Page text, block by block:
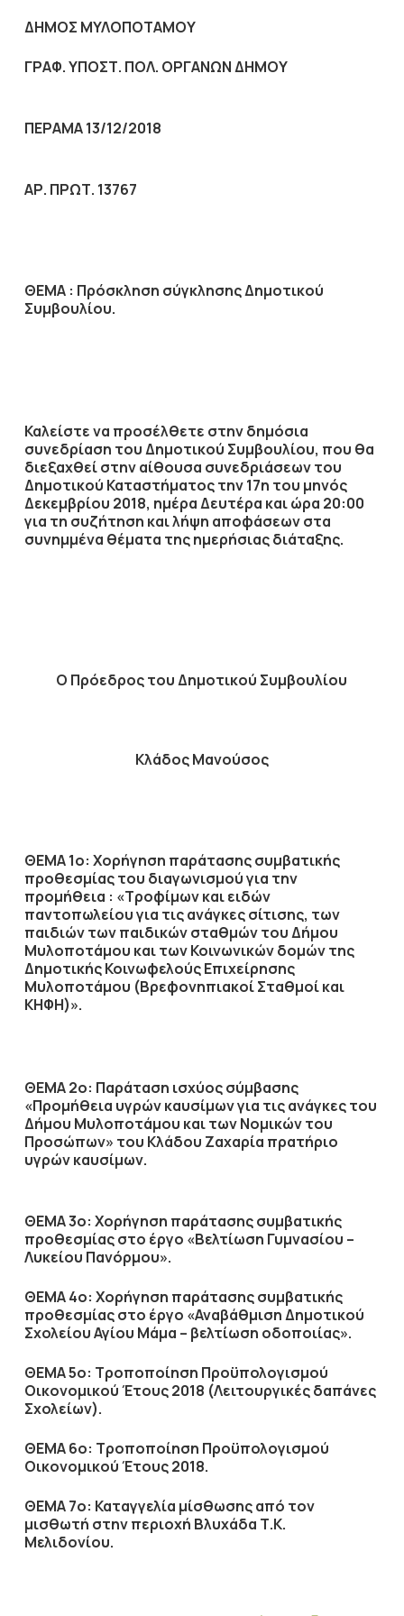
ΔΗΜΟΣ ΜΥΛΟΠΟΤΑΜΟΥ
ΓΡΑΦ. ΥΠΟΣΤ. ΠΟΛ. ΟΡΓΑΝΩΝ ΔΗΜΟΥ
ΠΕΡΑΜΑ 13/12/2018
ΑΡ. ΠΡΩΤ. 13767
ΘΕΜΑ : Πρόσκληση σύγκλησης Δημοτικού
Συμβουλίου.
Καλείστε να προσέλθετε στην δημόσια
συνεδρίαση του Δημοτικού Συμβουλίου, που θα
διεξαχθεί στην αίθουσα συνεδριάσεων του
Δημοτικού Καταστήματος την17η του μηνός
Δεκεμβρίου 2018, ημέραΔευτέρα και ώρα 20:00
για τη συζήτηση και λήψη αποφάσεων στα
συνημμένα θέματα της ημερήσιας διάταξης.
Ο Πρόεδρος του Δημοτικού Συμβουλίου
Κλάδος Μανούσος
ΘΕΜΑ 1ο: Χορήγηση παράτασης συμβατικής
προθεσμίας του διαγωνισμού για την
προμήθεια : «Τροφίμων και ειδών
παντοπωλείου για τις ανάγκες σίτισης, των
παιδιών των παιδικών σταθμών του Δήμου
Μυλοποτάμου και των Κοινωνικών δομών της
Δημοτικής Κοινωφελούς Επιχείρησης
Μυλοποτάμου (Βρεφονηπιακοί Σταθμοί και
ΚΗΦΗ)».
ΘΕΜΑ 2ο: Παράταση ισχύος σύμβασης
«Προμήθεια υγρών καυσίμων για τις ανάγκες του
Δήμου Μυλοποτάμου και των Νομικών του
Προσώπων» του Κλάδου Ζαχαρία πρατήριο
υγρών καυσίμων.
ΘΕΜΑ 3ο: Χορήγηση παράτασης συμβατικής
προθεσμίας στο έργο «Βελτίωση Γυμνασίου –
Λυκείου Πανόρμου».
ΘΕΜΑ 4ο: Χορήγηση παράτασης συμβατικής
προθεσμίας στο έργο «Αναβάθμιση Δημοτικού
Σχολείου Αγίου Μάμα – βελτίωση οδοποιίας».
ΘΕΜΑ 5ο: Τροποποίηση Προϋπολογισμού
Οικονομικού Έτους 2018 (Λειτουργικές δαπάνες
Σχολείων).
ΘΕΜΑ 6ο: Τροποποίηση Προϋπολογισμού
Οικονομικού Έτους 2018.
ΘΕΜΑ 7ο: Καταγγελία μίσθωσης από τον
μισθωτή στην περιοχή Βλυχάδα Τ.Κ.
Μελιδονίου.